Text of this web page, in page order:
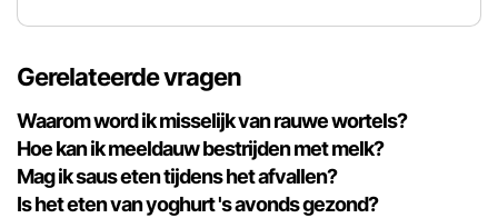
Gerelateerde vragen
Waarom word ik misselijk van rauwe wortels?
Hoe kan ik meeldauw bestrijden met melk?
Mag ik saus eten tijdens het afvallen?
Is het eten van yoghurt 's avonds gezond?